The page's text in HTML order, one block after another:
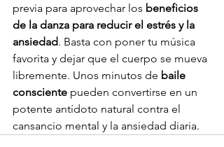
previa para aprovechar los beneficios
de la danza para reducir el estrés y la
ansiedad. Basta con poner tu música
favorita y dejar que el cuerpo se mueva
libremente. Unos minutos de baile
consciente pueden convertirse en un
potente antídoto natural contra el
cansancio mental y la ansiedad diaria.